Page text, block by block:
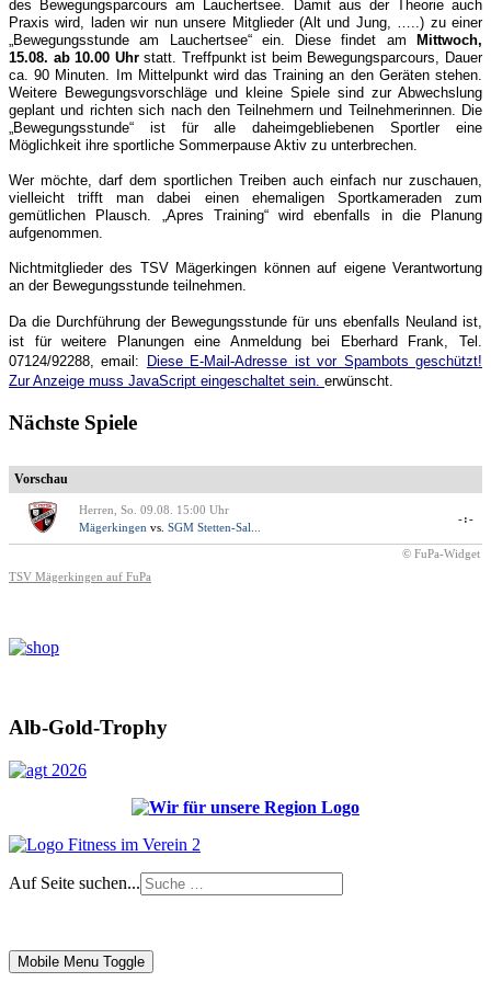
des Bewegungsparcours am Lauchertsee. Damit aus der Theorie auch
Praxis wird, laden wir nun unsere Mitglieder (Alt und Jung, …..) zu einer
„Bewegungsstunde am Lauchertsee“ ein. Diese findet am
Mittwoch,
15.08. ab 10.00 Uhrstatt. Treffpunkt ist beim Bewegungsparcours, Dauer
ca. 90 Minuten. Im Mittelpunkt wird das Training an den Geräten stehen.
Weitere Bewegungsvorschläge und kleine Spiele sind zur Abwechslung
geplant und richten sich nach den Teilnehmern und Teilnehmerinnen. Die
„Bewegungsstunde“ ist für alle daheimgebliebenen Sportler eine
Möglichkeit ihre sportliche Sommerpause Aktiv zu unterbrechen.
Wer möchte, darf dem sportlichen Treiben auch einfach nur zuschauen,
vielleicht trifft man dabei einen ehemaligen Sportkameraden zum
gemütlichen Plausch. „Apres Training“ wird ebenfalls in die Planung
aufgenommen.
Nichtmitglieder des TSV Mägerkingen können auf eigene Verantwortung
an der Bewegungsstunde teilnehmen.
Da die Durchführung der Bewegungsstunde für uns ebenfalls Neuland ist,
ist für weitere Planungen eine Anmeldung bei Eberhard Frank, Tel.
07124/92288, email:
Diese E-Mail-Adresse ist vor Spambots geschützt!
Zur Anzeige muss JavaScript eingeschaltet sein. erwünscht.
Nächste Spiele
Vorschau
Herren, So. 09.08. 15:00 Uhr
Mägerkingen vs. SGM Stetten-Sal...
-:-
© FuPa-Widget
TSV Mägerkingen auf FuPa
Alb-Gold-Trophy
Auf Seite suchen...
Mobile Menu Toggle